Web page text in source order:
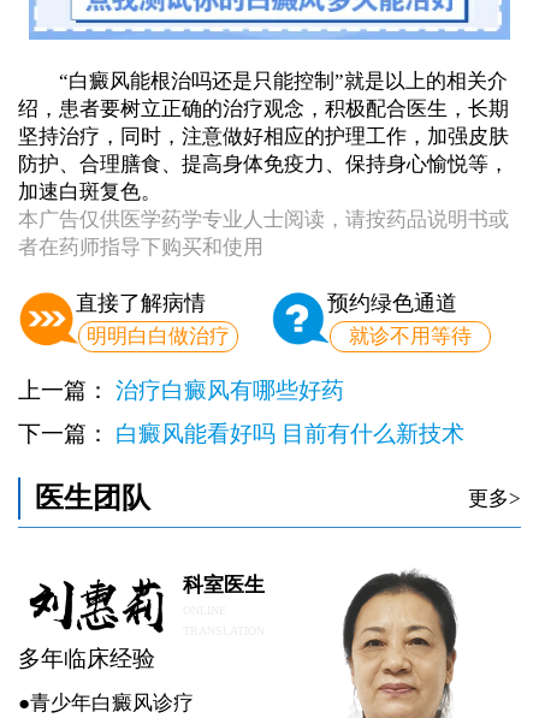
“白癜风能根治吗还是只能控制”就是以上的相关介
绍，患者要树立正确的治疗观念，积极配合医生，长期
坚持治疗，同时，注意做好相应的护理工作，加强皮肤
防护、合理膳食、提高身体免疫力、保持身心愉悦等，
加速白斑复色。
本广告仅供医学药学专业人士阅读，请按药品说明书或
者在药师指导下购买和使用
直接了解病情
明明白白做治疗
预约绿色通道
就诊不用等待
上一篇： 治疗白癜风有哪些好药
下一篇： 白癜风能看好吗 目前有什么新技术
医生团队 更多>
科室医生
多年临床经验
●青少年白癜风诊疗